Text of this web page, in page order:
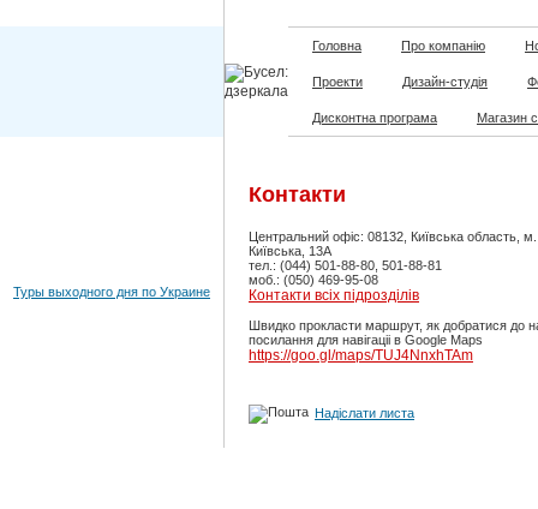
Головна Про компанію
Проекти Дизайн-студія
Дисконтна програма Магазин
Туры выходного дня по Украине
Контакти
Центральний офіс: 08132, Київська область,
Київська, 13А
тел.: (044) 501-88-80, 501-88-81
моб.: (050) 469-95-08
Контакти всіх підрозділів
Швидко прокласти маршрут, як добратися до
посилання для навігаціі в Google Maps
https://goo.gl/maps/TUJ4NnxhTAm
Надіслати листа